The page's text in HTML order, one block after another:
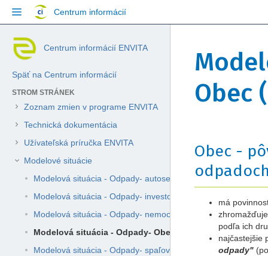
Skip
Přejít
Přejít
Centrum informácií
Centrum informácií ENVITA
Späť na Centrum informácií
STROM STRÁNEK
Zoznam zmien v programe ENVITA
Technická dokumentácia
Užívateľská príručka ENVITA
Modelové situácie
Modelová situácia - Odpady- autoservis (P)
Modelová situácia - Odpady- investor stavby (P)
Modelová situácia - Odpady- nemocnica (P)
Modelová situácia - Odpady- Obec (P,M)
Modelová situácia - Odpady- spaľovňa (D10)
konec
banneru
začátek
banneru
Obec
na
konec
metadat
na
začátek
metadat
Obec -
má
podľa ich
najčastejšie
odpady"